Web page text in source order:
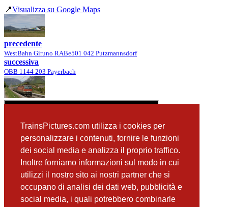
TrainsPictures.com utilizza i cookies per
personalizzare i contenuti, fornire le funzioni
dei social media e analizza il proprio traffico.
Inoltre forniamo informazioni sul modo in cui
utilizzi il nostro sito ai nostri partner che si
occupano di analisi dei dati web, pubblicità e
social media, i quali potrebbero combinarle
📍Visualizza su Google Maps
precedente
WestBahn Giruno RABe501 042 Putzmannsdorf
successiva
OBB 1144 203 Payerbach
📸 Fotografie scattate nei dintorniVedi tutte ➔